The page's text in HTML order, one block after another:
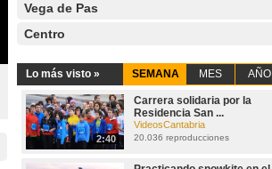
Vega de Pas
Centro
Lo más visto » SEMANA MES AÑO
2:40
Carrera solidaria por la
Residencia San ...
VideosCantabria
20.036 reproducciones